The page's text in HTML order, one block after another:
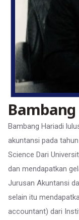
Bambang Hariadi
akuntansi pada
Science Dari
dan mendapatkan
Jurusan Akuntansi
selain itu
accountant) dari